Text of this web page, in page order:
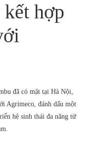
hợp
đã có mặt tại Hà Nội,
Agrimeco, đánh dấu một
hệ sinh thái đa năng từ